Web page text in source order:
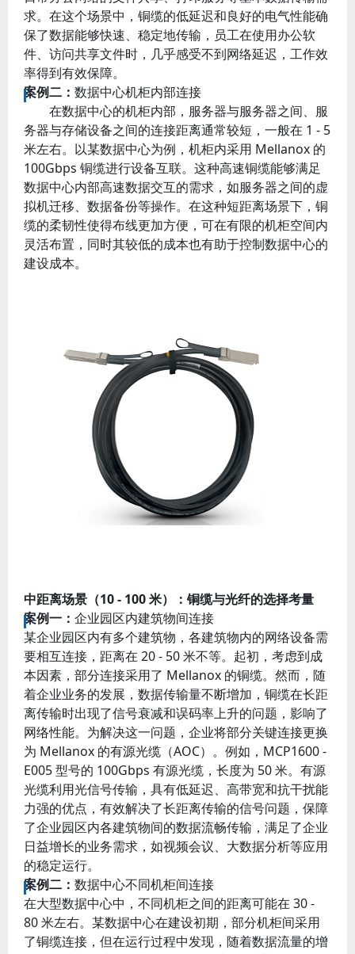
求。在这个场景中，铜缆的低延迟和良好的电气性能确
保了数据能够快速、稳定地传输，员工在使用办公软
件、访问共享文件时，几乎感受不到网络延迟，工作效
率得到有效保障。
案例二： 数据中心机柜内部连接
在数据中心的机柜内部，服务器与服务器之间、服
务器与存储设备之间的连接距离通常较短，一般在 1 - 5
米左右。以某数据中心为例，机柜内采用 Mellanox 的
100Gbps 铜缆进行设备互联。这种高速铜缆能够满足
数据中心内部高速数据交互的需求，如服务器之间的虚
拟机迁移、数据备份等操作。在这种短距离场景下，铜
缆的柔韧性使得布线更加方便，可在有限的机柜空间内
灵活布置，同时其较低的成本也有助于控制数据中心的
建设成本。
中距离场景（10 - 100 米）：铜缆与光纤的选择考量
案例一： 企业园区内建筑物间连接
某企业园区内有多个建筑物，各建筑物内的网络设备需
要相互连接，距离在 20 - 50 米不等。起初，考虑到成
本因素，部分连接采用了 Mellanox 的铜缆。然而，随
着企业业务的发展，数据传输量不断增加，铜缆在长距
离传输时出现了信号衰减和误码率上升的问题，影响了
网络性能。为解决这一问题，企业将部分关键连接更换
为 Mellanox 的有源光缆 （AOC）。例如，MCP1600 -
E005 型号的 100Gbps 有源光缆，长度为 50 米。有源
光缆利用光信号传输，具有低延迟、高带宽和抗干扰能
力强的优点，有效解决了长距离传输的信号问题，保障
了企业园区内各建筑物间的数据流畅传输，满足了企业
日益增长的业务需求，如视频会议、大数据分析等应用
的稳定运行。
案例二： 数据中心不同机柜间连接
在大型数据中心中，不同机柜之间的距离可能在 30 -
80 米左右。某数据中心在建设初期，部分机柜间采用
了铜缆连接，但在运行过程中发现，随着数据流量的增